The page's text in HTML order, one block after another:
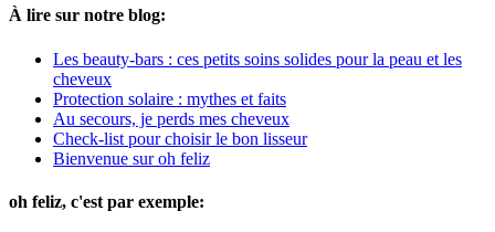
À lire sur notre blog:
Les beauty-bars : ces petits soins solides pour la peau et les
cheveux
Protection solaire : mythes et faits
Au secours, je perds mes cheveux
Check-list pour choisir le bon lisseur
Bienvenue sur oh feliz
oh feliz, c'est par exemple: